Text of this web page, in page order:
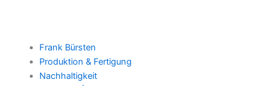
Frank Bürsten
Produktion & Fertigung
Nachhaltigkeit